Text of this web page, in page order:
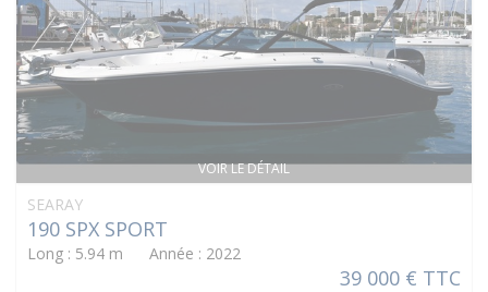
VOIR LE DÉTAIL
SEARAY
190 SPX SPORT
Long : 5.94 m Année : 2022
39 000 € TTC